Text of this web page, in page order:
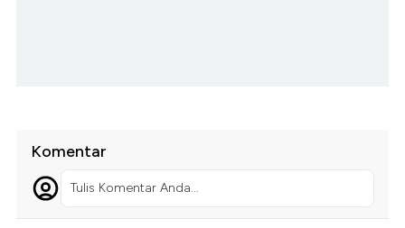
Komentar
Tulis Komentar Anda...